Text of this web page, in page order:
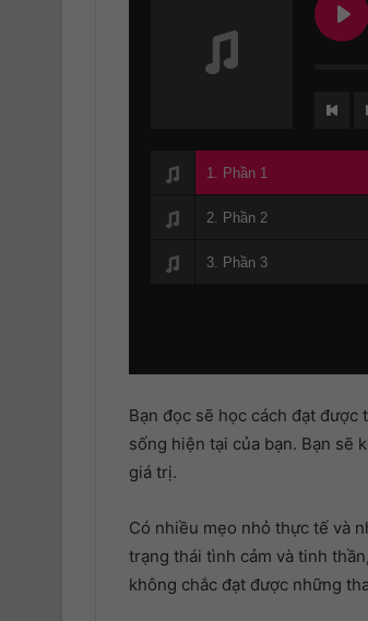
1. Phần 1
2. Phần 2
3. Phần 3
Bạn đọc sẽ học cách đạt
sống hiện tại của bạn. Bạn sẽ
giá trị.
Có nhiều mẹo nhỏ thực tế và
trạng thái tình cảm và tinh
không chắc đạt được những